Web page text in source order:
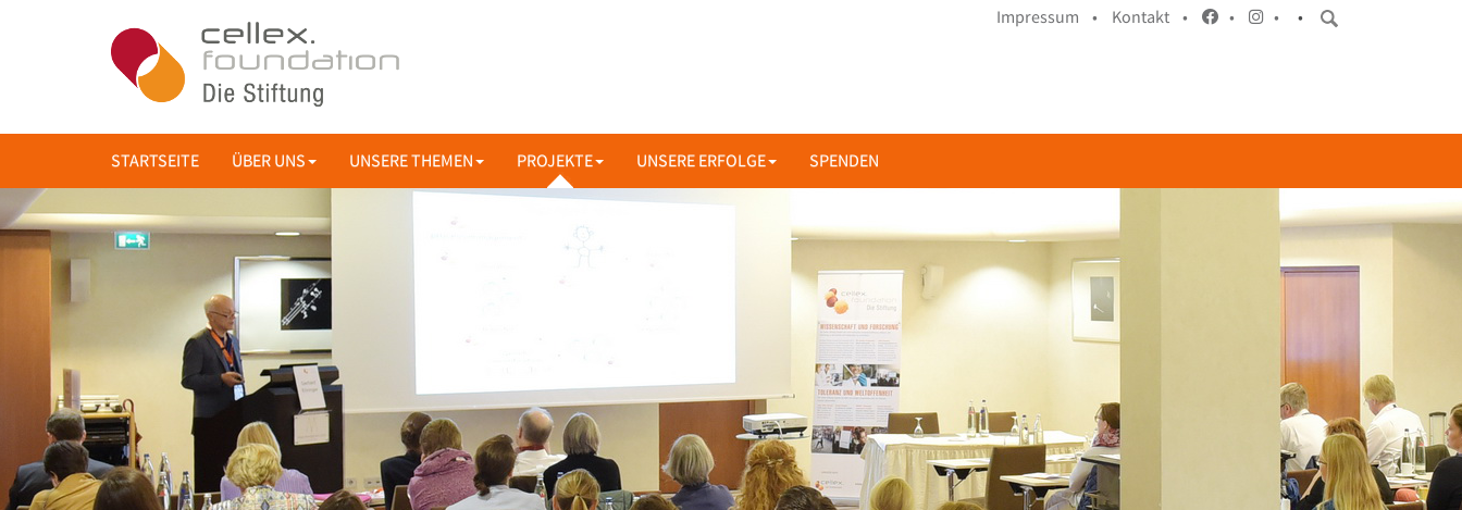
Impressum • Kontakt • • • •
STARTSEITE ÜBER UNS UNSERE THEMEN PROJEKTE UNSERE ERFOLGE SPENDEN